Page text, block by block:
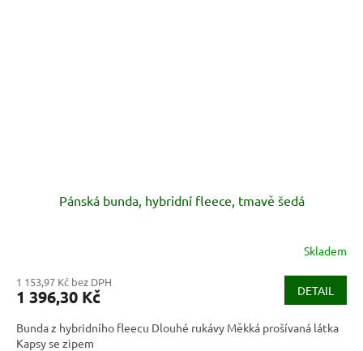
Pánská bunda, hybridní fleece, tmavě šedá
Skladem
1 153,97 Kč bez DPH
1 396,30 Kč DETAIL
Bunda z hybridního fleecu Dlouhé rukávy Měkká prošívaná látka
Kapsy se zipem